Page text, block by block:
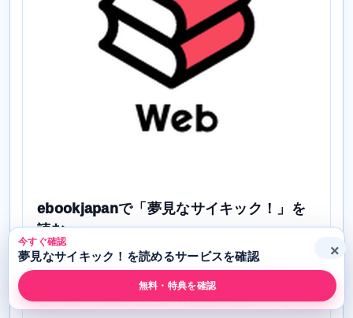
ebookjapanで「夢見なサイキック！」を
読む
ebookjapanは、電子コミックを中心に作品を探し
やすい電子書籍サービスです。作品ページでは巻
数、価格、無料試し読み、関連巻を確認できるた
今すぐ確認
夢見なサイキック！を読めるサービスを確認
無料・特典を確認
×